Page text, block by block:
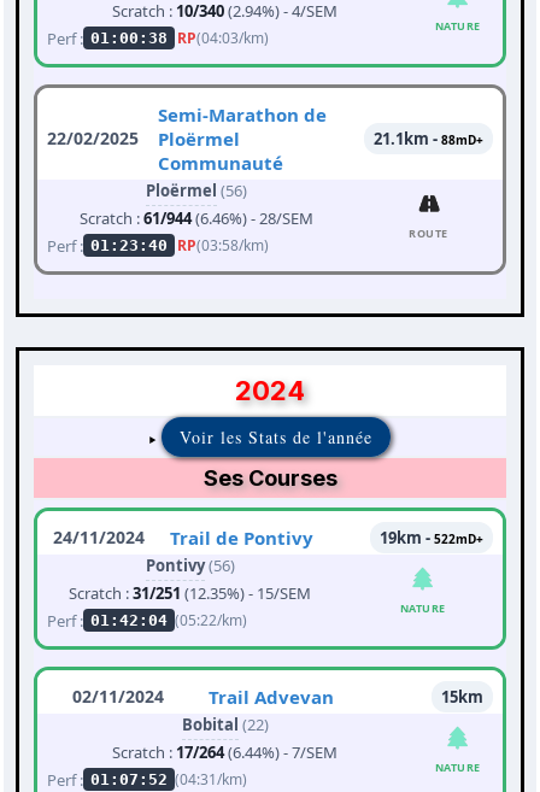
Scratch : 10/340(2.94%) - 4/SEM
Perf : 01:00:38 RP(04:03/km)
NATURE
22/02/2025
Semi-Marathon de
Ploërmel
Communauté
21.1km - 88mD+
Ploërmel (56)
Scratch :61/944(6.46%) - 28/SEM
Perf : 01:23:40 RP(03:58/km)
ROUTE
2024
Voir les Stats de l'année
Ses Courses
24/11/2024 Trail de Pontivy 19km - 522mD+
Pontivy(56)
Scratch :31/251 (12.35%) - 15/SEM
Perf : 01:42:04 (05:22/km)
NATURE
02/11/2024 Trail Advevan
15km
Bobital (22)
Scratch : 17/264(6.44%) - 7/SEM
Perf : 01:07:52 (04:31/km)
NATURE